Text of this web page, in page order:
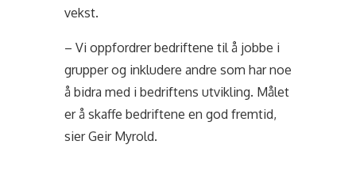
vekst.
– Vi oppfordrer bedriftene til å jobbe i
grupper og inkludere andre som har noe
å bidra med i bedriftens utvikling. Målet
er å skaffe bedriftene en god fremtid,
sier Geir Myrold.